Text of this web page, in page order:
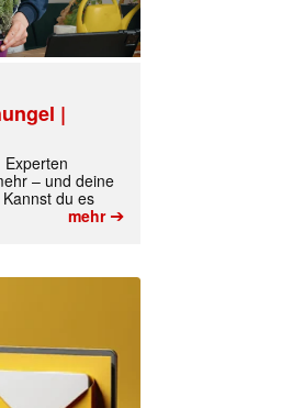
|
Experten
– und deine
du es
mehr➔